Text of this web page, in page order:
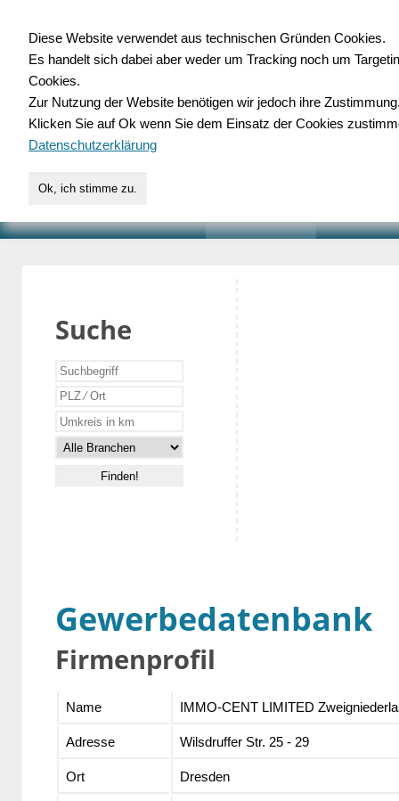
für Handwerk,
Suche
Gewerbedatenbank
Firmenprofil
Name IMMO-CENT LIMITED
Adresse Wilsdruffer Str. 25 - 29
Ort Dresden
Diese Website verwendet aus technischen Gründen Cookies.
Es handelt sich dabei aber weder um Tracking noch um
Cookies.
Zur Nutzung der Website benötigen wir jedoch ihre
Klicken Sie auf Ok wenn Sie dem Einsatz der Cookies
Datenschutzerklärung
Ok, ich stimme zu.